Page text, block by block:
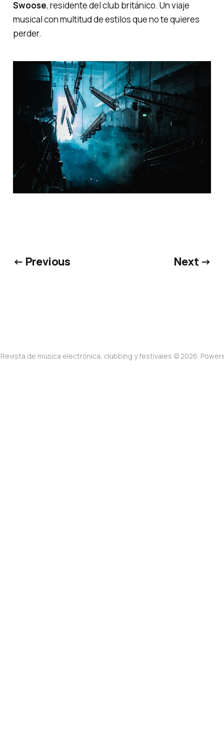
Swoose, residente del club británico. Un viaje
musical con multitud de estilos que no te quieres
perder.
← Previous Next →
de música electrónica, clubbing y festivales © 2026.